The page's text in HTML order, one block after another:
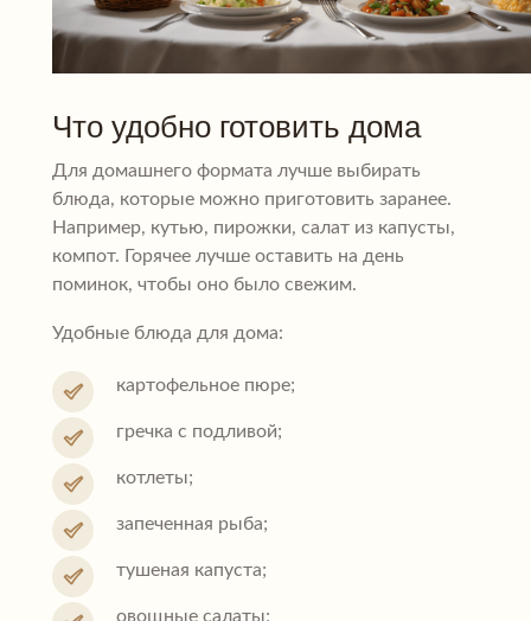
Что удобно готовить дома
Для домашнего формата лучше выбирать
блюда, которые можно приготовить заранее.
Например, кутью, пирожки, салат из капусты,
компот. Горячее лучше оставить на день
поминок, чтобы оно было свежим.
Удобные блюда для дома:
картофельное пюре;
гречка с подливой;
котлеты;
запеченная рыба;
тушеная капуста;
овощные салаты;